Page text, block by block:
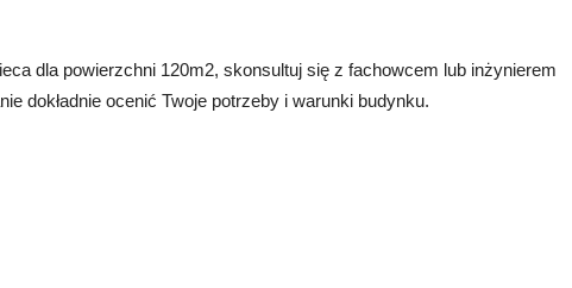
dla powierzchni 120m2, skonsultuj się z fachowcem lub inżynierem
dokładnie ocenić Twoje potrzeby i warunki budynku.